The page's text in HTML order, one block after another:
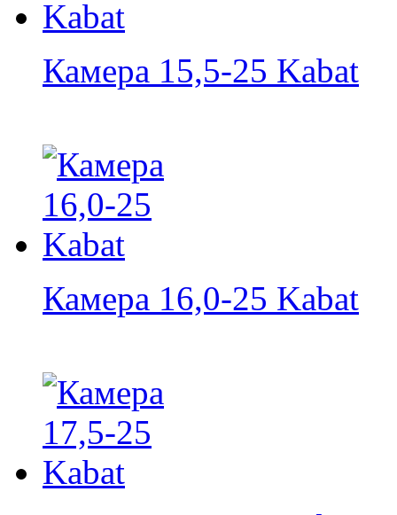
Камера 15,5-25 Kabat
Камера 16,0-25 Kabat